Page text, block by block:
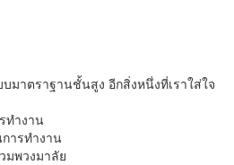
มาตราฐานชั้นสูง อีกสิ่งหนึ่งที่เราใส่ใจ
ทำงาน
ารทำงาน
มพวงมาลัย